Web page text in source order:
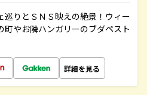
りとＳＮＳ映えの絶景！ウィー
町やお隣ハンガリーのブダペスト
詳細を見る